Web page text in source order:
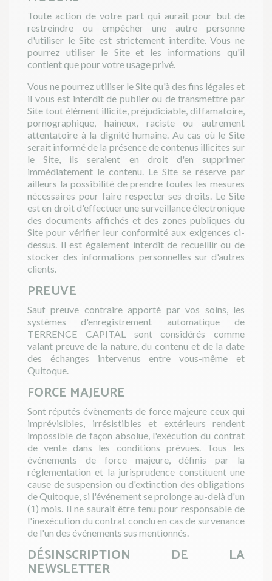
Toute action de votre part qui aurait pour but de
restreindre ou empêcher une autre personne
d'utiliser le Site est strictement interdite. Vous ne
pourrez utiliser le Site et les informations qu'il
contient que pour votre usage privé.
Vous ne pourrez utiliser le Site qu'à des fins légales et
il vous est interdit de publier ou de transmettre par
Site tout élément illicite, préjudiciable, diffamatoire,
pornographique, haineux, raciste ou autrement
attentatoire à la dignité humaine. Au cas où le Site
serait informé de la présence de contenus illicites sur
le Site, ils seraient en droit d'en supprimer
immédiatement le contenu. Le Site se réserve par
ailleurs la possibilité de prendre toutes les mesures
nécessaires pour faire respecter ses droits. Le Site
est en droit d'effectuer une surveillance électronique
des documents affichés et des zones publiques du
Site pour vérifier leur conformité aux exigences ci-
dessus. Il est également interdit de recueillir ou de
stocker des informations personnelles sur d'autres
clients.
PREUVE
Sauf preuve contraire apporté par vos soins, les
systèmes d'enregistrement automatique de
TERRENCE CAPITAL sont considérés comme
valant preuve de la nature, du contenu et de la date
des échanges intervenus entre vous-même et
Quitoque.
FORCE MAJEURE
Sont réputés évènements de force majeure ceux qui
imprévisibles, irrésistibles et extérieurs rendent
impossible de façon absolue, l'exécution du contrat
de vente dans les conditions prévues. Tous les
événements de force majeure, définis par la
réglementation et la jurisprudence constituent une
cause de suspension ou d'extinction des obligations
de Quitoque, si l'événement se prolonge au-delà d'un
(1) mois. Il ne saurait être tenu pour responsable de
l'inexécution du contrat conclu en cas de survenance
de l'un des événements sus mentionnés.
DÉSINSCRIPTION DE LA
NEWSLETTER